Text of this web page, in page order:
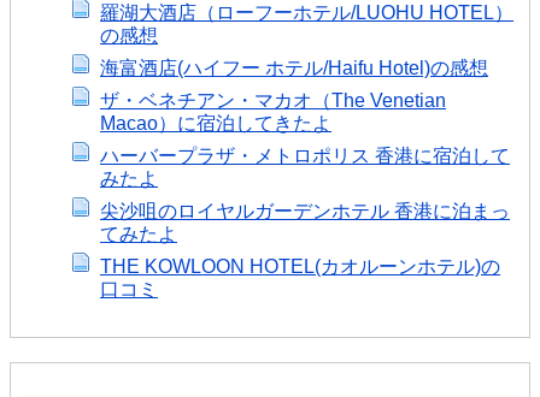
羅湖大酒店（ローフーホテル/LUOHU HOTEL）
の感想
海富酒店(ハイフー ホテル/Haifu Hotel)の感想
ザ・ベネチアン・マカオ（The Venetian
Macao）に宿泊してきたよ
ハーバープラザ・メトロポリス 香港に宿泊して
みたよ
尖沙咀のロイヤルガーデンホテル 香港に泊まっ
てみたよ
THE KOWLOON HOTEL(カオルーンホテル)の
口コミ